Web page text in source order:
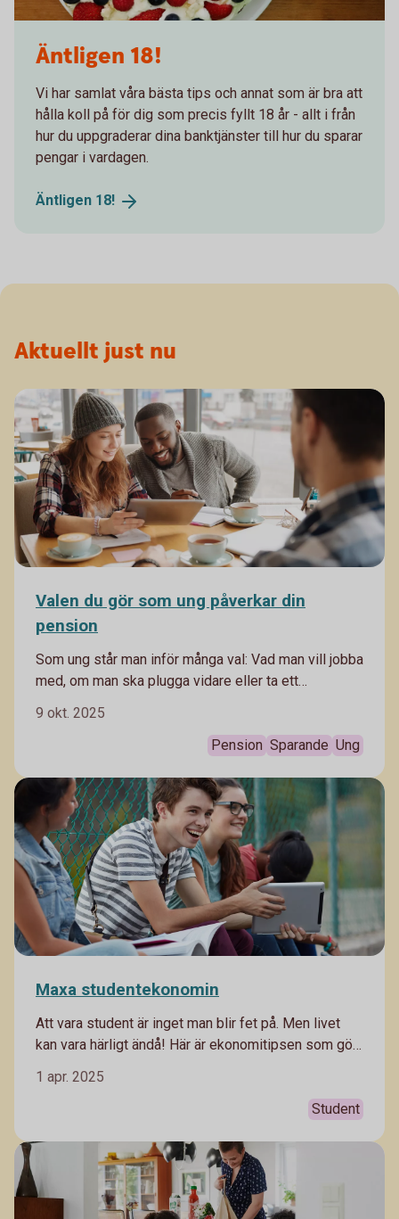
Äntligen 18!
Vi har samlat våra bästa tips och annat som är bra att
hålla koll på för dig som precis fyllt 18 år - allt i från
hur du uppgraderar dina banktjänster till hur du sparar
pengar i vardagen.
Äntligen 18!
Aktuellt just nu
Valen du gör som ung påverkar din
pension
Som ung står man inför många val: Vad man vill jobba
med, om man ska plugga vidare eller ta ett
avlägsen för de flesta unga. Men de val du gör i tidig
ålder påverkar även din pension och är bra att sätta
9 okt. 2025
Pension Sparande Ung
Maxa studentekonomin
Att vara student är inget man blir fet på. Men livet
kan vara härligt ändå! Här är ekonomitipsen som gör
1 apr. 2025
Student